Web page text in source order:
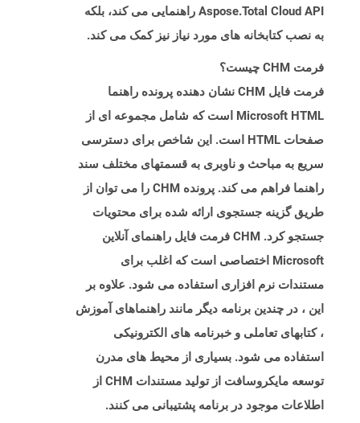
Aspose.Total Cloud API راهنمایی می کند، بلکه
به نصب کتابخانه های مورد نیاز نیز کمک می کند.
فرمت CHM چیست؟
فرمت فایل CHM نشان دهنده پرونده راهنما
Microsoft HTML است که شامل مجموعه ای از
صفحات HTML است. این شاخص برای دسترسی
سریع به مباحث و ناوبری به قسمتهای مختلف سند
راهنما فراهم می کند. پرونده CHM را می توان از
طریق گزینه جستجوی ارائه شده برای محتویات
جستجو کرد. CHM فرمت فایل راهنمای آنلاین
Microsoft اختصاصی است که اغلب برای
مستندات نرم افزاری استفاده می شود. علاوه بر
این ، در چندین برنامه دیگر مانند راهنماهای آموزش
، کتابهای تعاملی و خبرنامه های الکترونیکی
استفاده می شود. بسیاری از محیط های مدرن
توسعه مایکروسافت از تولید مستندات CHM از
اطلاعات موجود در برنامه پشتیبانی می کنند.